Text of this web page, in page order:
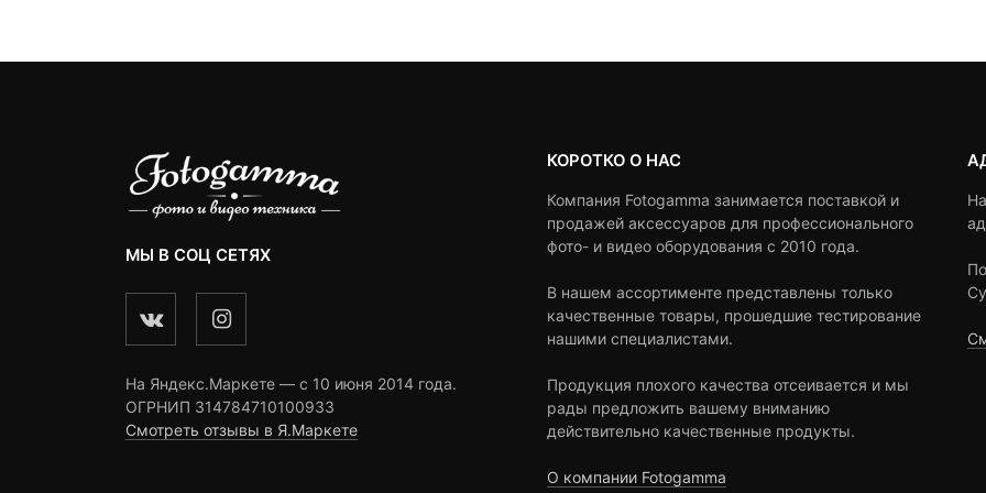
МЫ В СОЦ СЕТЯХ
На Яндекс.Маркете — c 10 июня 2014 года.
ОГРНИП 314784710100933
Смотреть отзывы в Я.Маркете
КОРОТКО О НАС
Компания Fotogamma занимается поставкой и
продажей аксессуаров для профессионального
фото- и видео оборудования с 2010 года.
В нашем ассортименте представлены только
качественные товары, прошедшие тестирование
нашими специалистами.
Продукция плохого качества отсеивается и мы
рады предложить вашему вниманию
действительно качественные продукты.
О компании Fotogamma